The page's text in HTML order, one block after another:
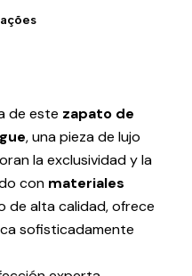
de este zapato de
, una pieza de lujo
la exclusividad y la
con materiales
de alta calidad, ofrece
sofisticadamente